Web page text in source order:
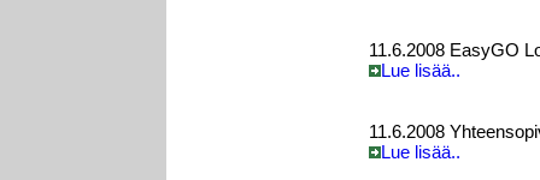
11.6.2008 EasyGO
Lue lisää..
11.6.2008
Lue lisää..